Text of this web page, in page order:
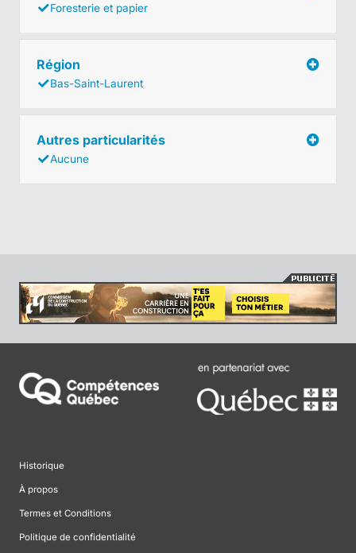
Foresterie et papier
Région
Bas-Saint-Laurent
Autres particularités
Aucune
Historique
À propos
Termes et Conditions
Politique de confidentialité